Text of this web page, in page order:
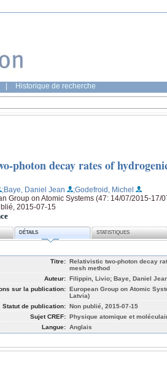
Historique de recherche
photon decay rates of
;Baye, Daniel Jean
;Godefroid, Michel
Group on Atomic Systems (47: 14/07/2015-17/
2015-07-15
DÉTAILS STATISTIQUES
Titre: Relativistic two-photon decay
mesh method
Auteur: Filippin, Livio; Baye, Daniel
sur la publication: European Group on Atomic
Latvia)
Statut de publication: Non publié, 2015-07-15
Sujet CREF: Physique atomique et
Langue: Anglais